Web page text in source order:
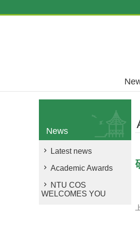
News
Latest news
Academic Awards
NTU COS
WELCOMES YOU